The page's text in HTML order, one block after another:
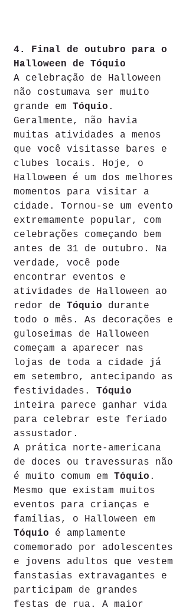
4. Final de outubro para o
Halloween de Tóquio
A celebração de Halloween
não costumava ser muito
grande em Tóquio .
Geralmente, não havia
muitas atividades a menos
que você visitasse bares e
clubes locais. Hoje, o
Halloween é um dos melhores
momentos para visitar a
cidade. Tornou-se um evento
extremamente popular, com
celebrações começando bem
antes de 31 de outubro. Na
verdade, você pode
encontrar eventos e
atividades de Halloween ao
redor de Tóquio durante
todo o mês. As decorações e
guloseimas de Halloween
começam a aparecer nas
lojas de toda a cidade já
em setembro, antecipando as
festividades. Tóquio
inteira parece ganhar vida
para celebrar este feriado
assustador.
A prática norte-americana
de doces ou travessuras não
é muito comum em Tóquio .
Mesmo que existam muitos
eventos para crianças e
famílias, o Halloween em
Tóquio é amplamente
comemorado por adolescentes
e jovens adultos que vestem
fanstasias extravagantes e
participam de grandes
festas de rua. A maior